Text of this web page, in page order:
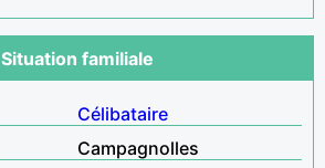
Situation familiale
Célibataire
Campagnolles